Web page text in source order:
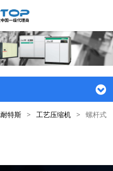
特斯 > 工艺压缩机 > 螺杆式